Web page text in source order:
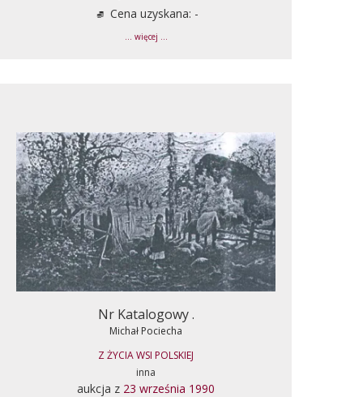
Cena uzyskana: -
... więcej ...
Nr Katalogowy .
Michał Pociecha
Z ŻYCIA WSI POLSKIEJ
inna
aukcja z 23 września 1990